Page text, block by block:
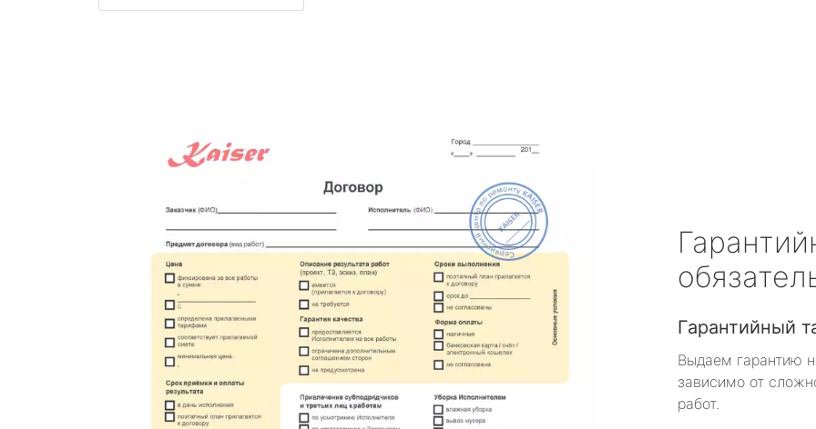
Гарантийный
Выдаем гарантию
зависимо от
работ.